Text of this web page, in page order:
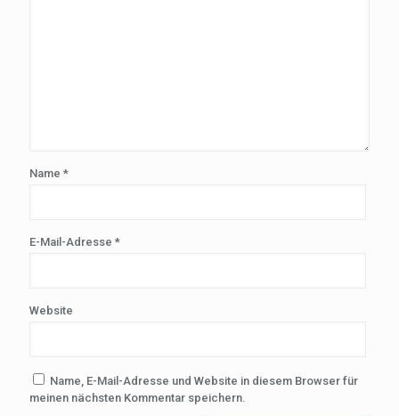
Name *
E-Mail-Adresse *
Website
Name, E-Mail-Adresse und Website in diesem Browser für
meinen nächsten Kommentar speichern.